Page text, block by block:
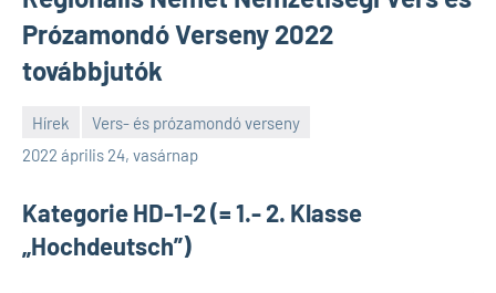
Prózamondó Verseny 2022
továbbjutók
Hírek
Vers- és prózamondó verseny
2022 április 24, vasárnap
SPC
Kategorie HD-1-2 (= 1.- 2. Klasse
„Hochdeutsch”)